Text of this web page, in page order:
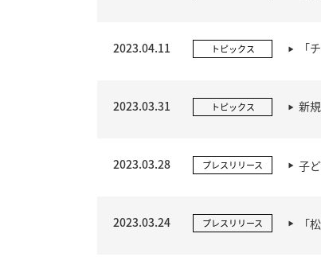
2023.04.11 トピックス 「
2023.03.31 トピックス 新
2023.03.28 プレスリリース 子
2023.03.24 プレスリリース 「